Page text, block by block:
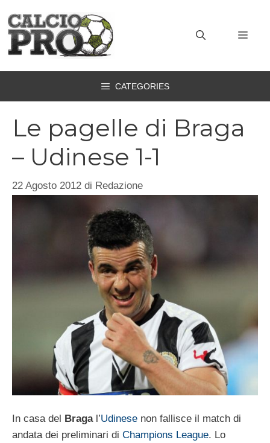
contenuto
CATEGORIES
Le pagelle di Braga
– Udinese 1-1
22 Agosto 2012 di Redazione
In casa del Bragal’Udinese non fallisce il match di
andata dei preliminari di Champions League. Lo